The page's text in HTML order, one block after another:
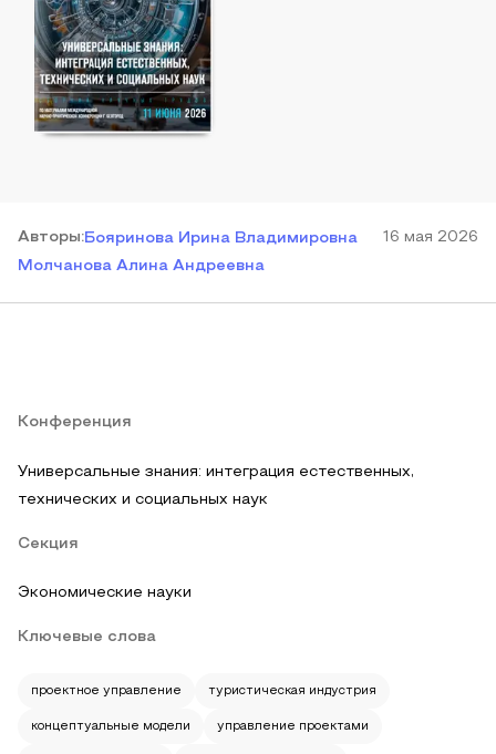
Авторы:Бояринова Ирина Владимировна
Молчанова Алина Андреевна
16 мая 2026
Конференция
Универсальные знания: интеграция естественных,
технических и социальных наук
Секция
Экономические науки
Ключевые слова
проектное управление туристическая индустрия
концептуальные модели управление проектами